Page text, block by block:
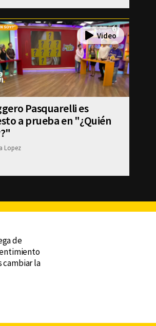
Pasquarelli es
a prueba en "¿Quién
Lopez
de
cambiar la